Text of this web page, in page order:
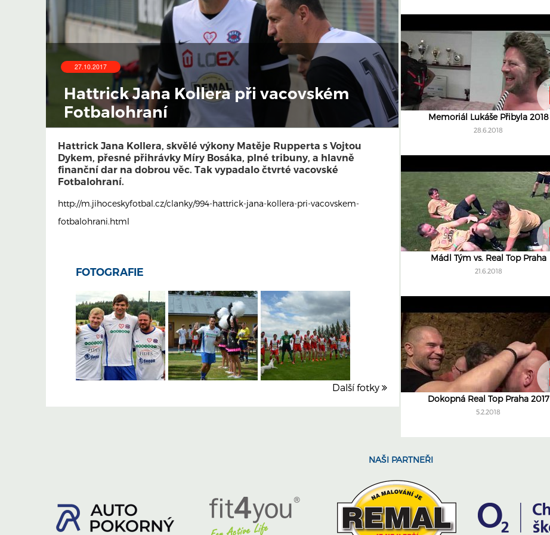
27.10.2017
Hattrick Jana Kollera při vacovském
Fotbalohraní
Hattrick Jana Kollera, skvělé výkony Matěje Rupperta s Vojtou
Dykem, přesné přihrávky Míry Bosáka, plné tribuny, a hlavně
finanční dar na dobrou věc. Tak vypadalo čtvrté vacovské
Fotbalohraní.
http://m.jihoceskyfotbal.cz/clanky/994-hattrick-jana-kollera-pri-vacovskem-
fotbalohrani.html
FOTOGRAFIE
Další fotky
Memoriál Lukáše Přibyla 2018
28.6.2018
Mádl Tým vs. Real Top Praha
21.6.2018
Dokopná Real Top Praha 2017
5.2.2018
NAŠI PARTNEŘI